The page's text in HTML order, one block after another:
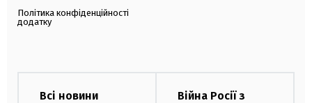
Політика конфіденційності
додатку
Всі новини
Війна Росії з